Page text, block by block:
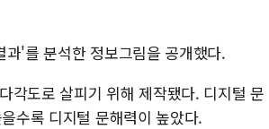
'를 분석한 정보그림을 공개했다.
각도로 살피기 위해 제작됐다. 디지털 문
수록 디지털 문해력이 높았다.